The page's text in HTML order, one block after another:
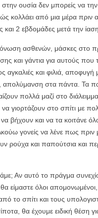
στην ουσία δεν μπορείς να
κολλάει από μια μέρα πριν
2 εβδομάδες μετά την ίαση.
ασθενών, μάσκες στο
και γάντια για αυτούς που
αγκαλιές και φιλιά, αποφυγή
στα πάντα. Τα
πολλά μαζί στο
γιορτάζουν στο σπίτι με
βήχουν και να τα κοιτάνε
γονείς να λένε πως
ρούχα και παπούτσια και
Αν αυτό το πράγμα
είμαστε όλοι
το σπίτι και τους
θα έχουμε ειδική θέση